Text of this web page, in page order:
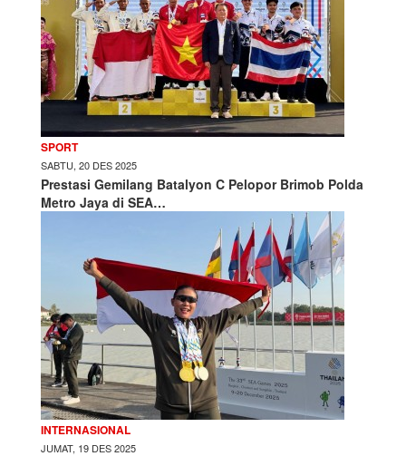
SPORT
SABTU, 20 DES 2025
Prestasi Gemilang Batalyon C Pelopor Brimob Polda
Metro Jaya di SEA…
INTERNASIONAL
JUMAT, 19 DES 2025